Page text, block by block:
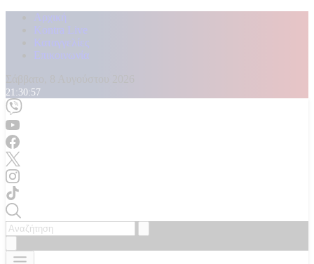
Αρχική
Kontra Live
Καταγγελίες
Επικοινωνία
21:30:59